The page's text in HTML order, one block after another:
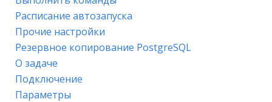
Расписание автозапуска
Прочие настройки
Резервное копирование PostgreSQL
О задаче
Подключение
Параметры